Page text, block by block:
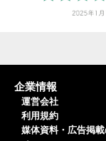
企業情報
運営会社
利用規約
媒体資料・広告掲